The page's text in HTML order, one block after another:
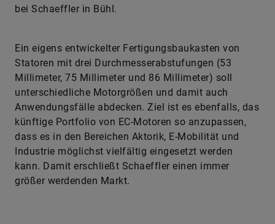
bei Schaeffler in Bühl.
Ein eigens entwickelter Fertigungsbaukasten von
Statoren mit drei Durchmesserabstufungen (53
Millimeter, 75 Millimeter und 86 Millimeter) soll
unterschiedliche Motorgrößen und damit auch
Anwendungsfälle abdecken. Ziel ist es ebenfalls, das
künftige Portfolio von EC-Motoren so anzupassen,
dass es in den Bereichen Aktorik, E-Mobilität und
Industrie möglichst vielfältig eingesetzt werden
kann. Damit erschließt Schaeffler einen immer
größer werdenden Markt.